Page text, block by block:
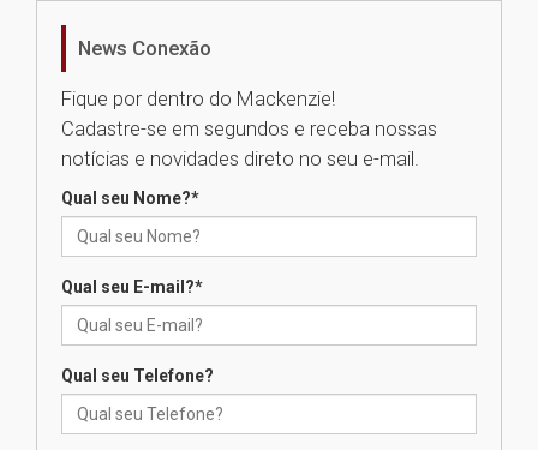
na educação dos filhos além da
escola
04.08.2026
docentes para debater
Professora do Mackenzie é
finalista do Prêmio Jabuti com
News Conexão
Fique por dentro do Mackenzie!
Cadastre-se em segundos e receba nossas
notícias e novidades direto no seu e-mail.
Qual seu Nome?*
Qual seu E-mail?*
Qual seu Telefone?